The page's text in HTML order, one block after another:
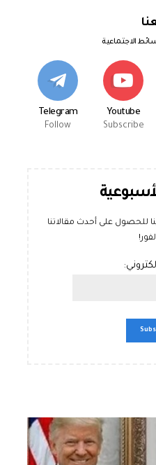
الاجتماعية
Youtube
Subscribe
Telegram
Follow
للحصول على أحدث مقالاتنا